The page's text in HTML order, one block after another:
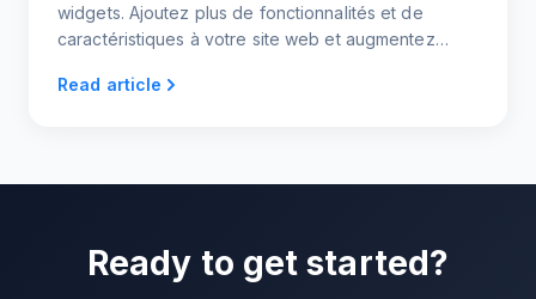
widgets. Ajoutez plus de fonctionnalités et de
caractéristiques à votre site web et augmentez
Read article
Ready to get started?